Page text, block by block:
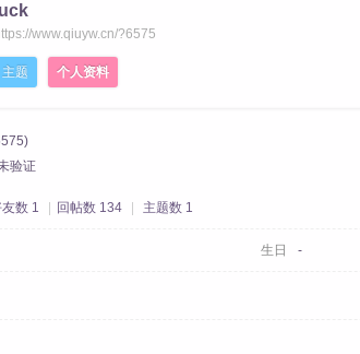
luck
www.qiuyw.cn/?6575
主题 个人资料
验证
数 1 回帖数 134 主题数 1
生日 -